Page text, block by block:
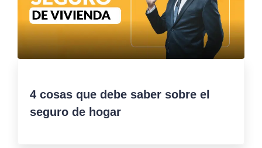
4 cosas que debe saber sobre el
seguro de hogar